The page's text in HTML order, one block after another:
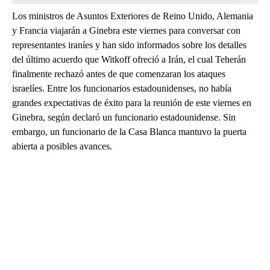
Los ministros de Asuntos Exteriores de Reino Unido, Alemania
y Francia viajarán a Ginebra este viernes para conversar con
representantes iraníes y han sido informados sobre los detalles
del último acuerdo que Witkoff ofreció a Irán, el cual Teherán
finalmente rechazó antes de que comenzaran los ataques
israelíes. Entre los funcionarios estadounidenses, no había
grandes expectativas de éxito para la reunión de este viernes en
Ginebra, según declaró un funcionario estadounidense. Sin
embargo, un funcionario de la Casa Blanca mantuvo la puerta
abierta a posibles avances.